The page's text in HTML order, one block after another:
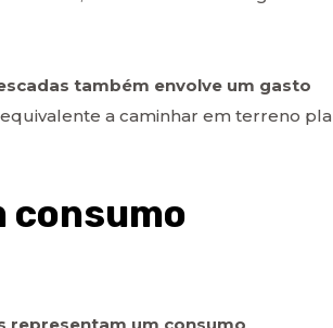
também envolve um gasto
a caminhar em terreno
consumo
representam um consumo